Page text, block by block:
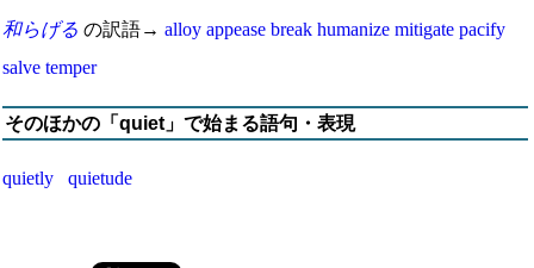
和らげる の訳語→ alloy appease break humanize mitigate pacify
salve temper
そのほかの「quiet」で始まる語句・表現
quietly quietude